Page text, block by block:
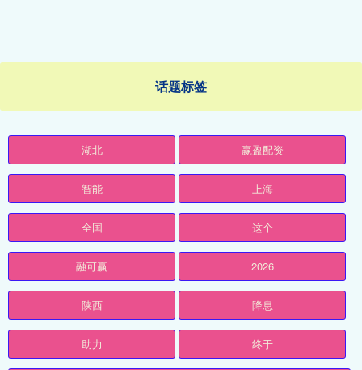
话题标签
湖北 赢盈配资
智能 上海
全国 这个
融可赢 2026
陕西 降息
助力 终于